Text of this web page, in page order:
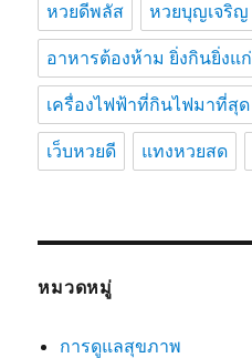
หวยดีพลัส หวยบุญเจริญ
อาหารต้องห้าม ยิ่งกินยิ่งแก่
เครื่องไฟฟ้าที่กินไฟมาที่สุด
เว็บหวยดี แทงหวยสด
หมวดหมู่
การดูแลสุขภาพ